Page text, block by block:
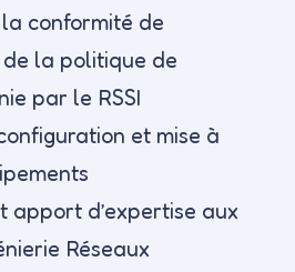
la conformité de
la politique de
par le RSSI
et mise à
apport d’expertise aux
Réseaux